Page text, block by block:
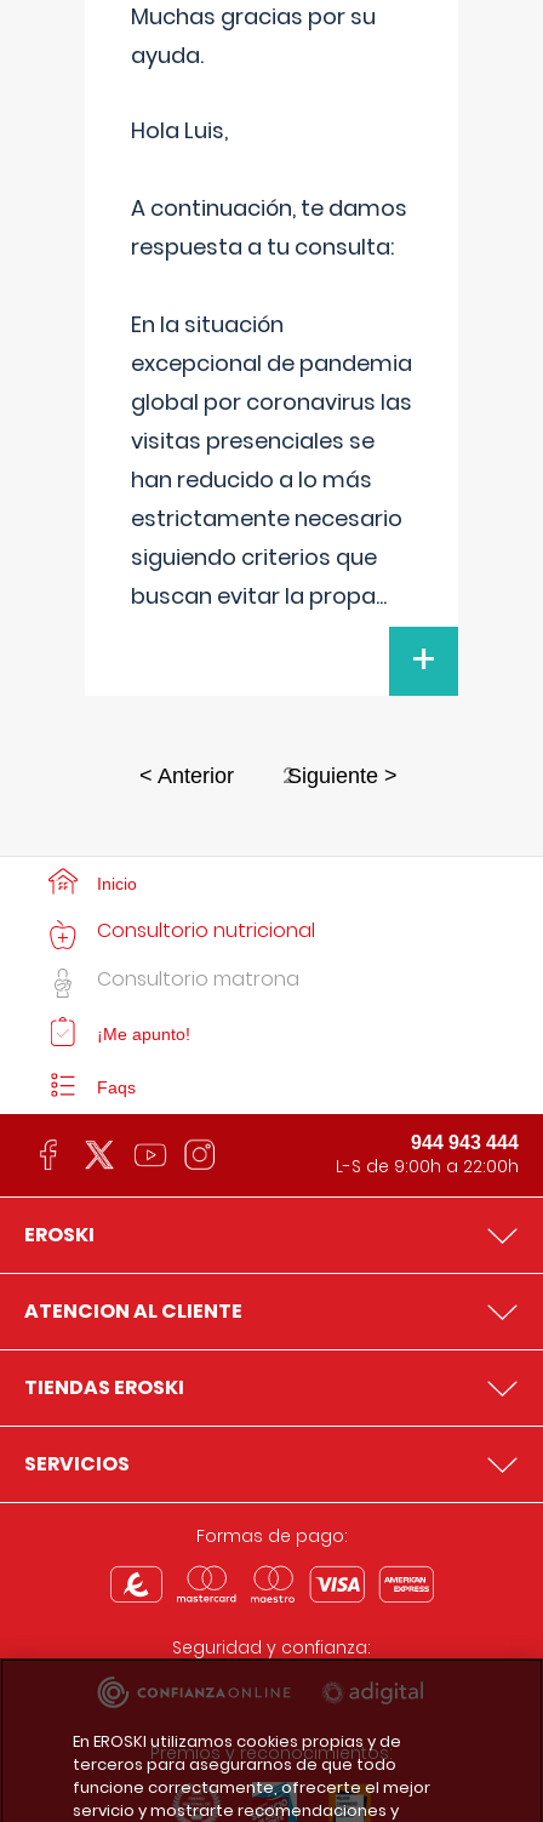
Muchas gracias por su
ayuda.
Hola Luis,
A continuación, te damos
respuesta a tu consulta:
En la situación
excepcional de pandemia
global por coronavirus las
visitas presenciales se
han reducido a lo más
estrictamente necesario
siguiendo criterios que
buscan evitar la propa...
+
< Anterior 2Siguiente >
Inicio
Consultorio nutricional
Consultorio matrona
¡Me apunto!
Faqs
944 943 444
L-S de 9:00h a 22:00h
EROSKI
ATENCION AL CLIENTE
TIENDAS EROSKI
SERVICIOS
Formas de pago:
Seguridad y confianza:
Premios y reconocimientos:
En EROSKI utilizamos cookies propias y de
terceros para asegurarnos de que todo
funcione correctamente, ofrecerte el mejor
servicio y mostrarte recomendaciones y